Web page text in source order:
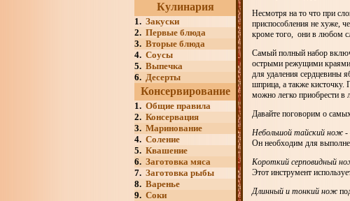
Кулинария
1. Закуски
2. Первые блюда
3. Вторые блюда
4. Соусы
5. Выпечка
6. Десерты
Консервирование
1. Общие правила
2. Консервация
3. Маринование
4. Соление
5. Квашение
6. Заготовка мяса
7. Заготовка рыбы
8. Варенье
9. Соки
Несмотря на то что при
приспособления не хуже,
кроме того, они в любом
Самый полный набор
острыми режущими
для удаления сердцевины
шприца, а также кисточку.
можно легко приобрести в
Давайте поговорим о
Небольшой тайский нож -
Он необходим для
Короткий серповидный
Этот инструмент
Длинный и тонкий нож